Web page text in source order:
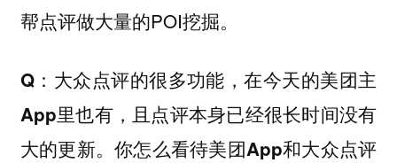
帮点评做大量的POI挖掘。
Q：大众点评的很多功能，在今天的美团主
App里也有，且点评本身已经很长时间没有
大的更新。你怎么看待美团App和大众点评